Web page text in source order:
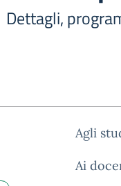
Dettagli,
Agli
Ai